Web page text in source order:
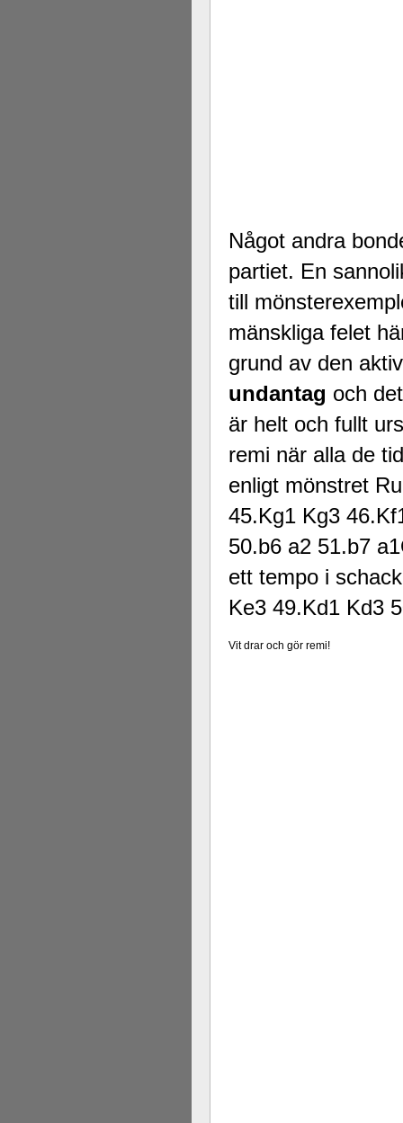
Något andra
partiet. En
till
mänskliga felet
grund av den
undantag och
är helt och fullt
remi när alla de
enligt mönstret
45.Kg1 Kg3
50.b6 a2 51.b7
ett tempo i
Ke3 49.Kd1 Kd3
Vit drar och gör remi!